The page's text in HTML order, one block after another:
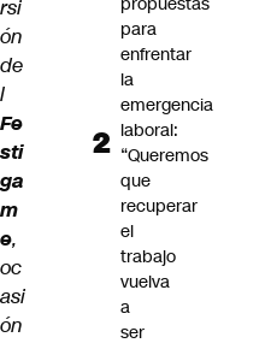
rsi
ón
de
l
Fe
sti
ga
m
e,
oc
asi
ón
para
enfrentar
la
emergencia
laboral:
“Queremos
que
recuperar
el
trabajo
vuelva
a
ser